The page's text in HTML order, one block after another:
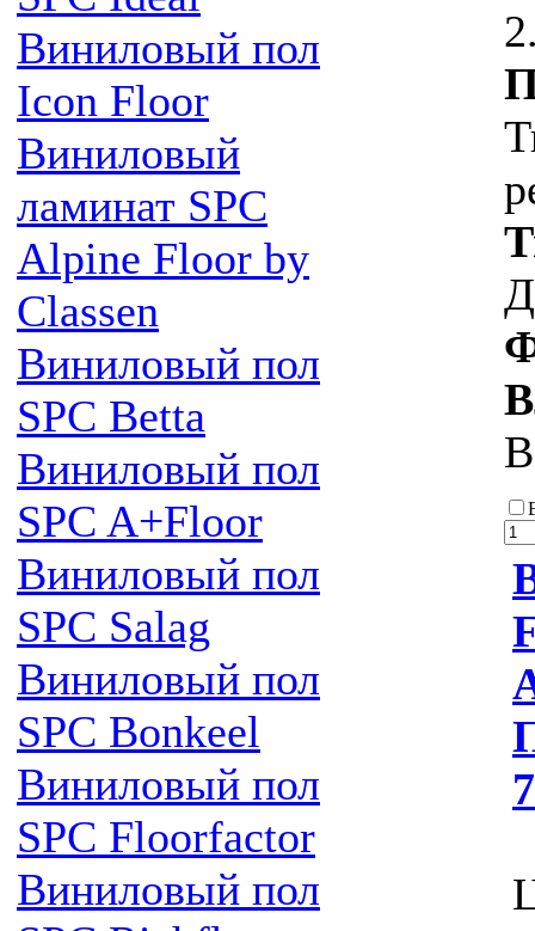
Виниловый пол
Icon Floor
Виниловый
ламинат SPC
Alpine Floor by
Classen
Виниловый пол
SPC Betta
Виниловый пол
SPC A+Floor
Виниловый пол
SPC Salag
Виниловый пол
SPC Bonkeel
Виниловый пол
SPC Floorfactor
Виниловый пол